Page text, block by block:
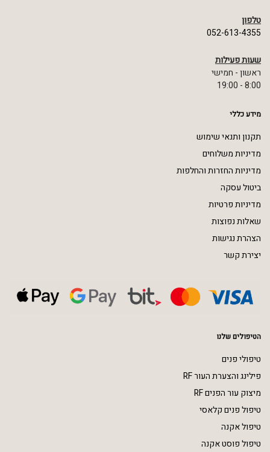
טלפון
052-613-4355
שעות פעילות
ראשון - חמישי
8:00 - 19:00
מידע כללי
תקנון ותנאי שימוש
מדיניות משלוחים
מדיניות החזרות והחלפות
ביטול עסקה
מדיניות פרטיות
שאלות נפוצות
הצהרת נגישות
יצירת קשר
הטיפולים שלנו
טיפולי פנים
פילינג והצערת העור RF
מיצוק עור הפנים RF
טיפול פנים קלאסי
טיפול אקנה
טיפול פוסט אקנה